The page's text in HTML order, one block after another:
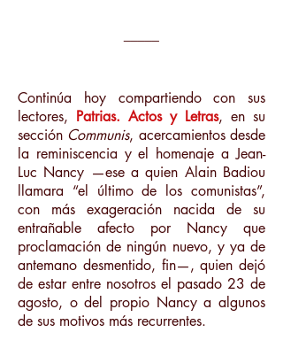
Continúa hoy compartiendo con sus
lectores, Patrias. Actos y Letras, en su
sección Communis, acercamientos desde
la reminiscencia y el homenaje a Jean-
Luc Nancy —ese a quien Alain Badiou
llamara “el último de los comunistas”,
con más exageración nacida de su
entrañable afecto por Nancy que
proclamación de ningún nuevo, y ya de
antemano desmentido, fin—, quien dejó
de estar entre nosotros el pasado 23 de
agosto, o del propio Nancy a algunos
de sus motivos más recurrentes.